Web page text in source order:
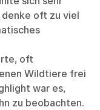
oft zu viel
oft
Wildtiere frei
war es,
zu beobachten.